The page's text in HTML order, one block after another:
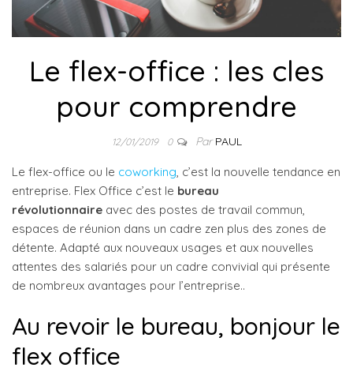
Le flex-office : les cles
pour comprendre
12/01/2019 0 ParPAUL
Le flex-office ou le coworking, c’est la nouvelle tendance en
entreprise. Flex Office c’est le bureau
révolutionnaire avec des postes de travail commun,
espaces de réunion dans un cadre zen plus des zones de
détente. Adapté aux nouveaux usages et aux nouvelles
attentes des salariés pour un cadre convivial qui présente
de nombreux avantages pour l’entreprise..
Au revoir le bureau, bonjour le
flex office